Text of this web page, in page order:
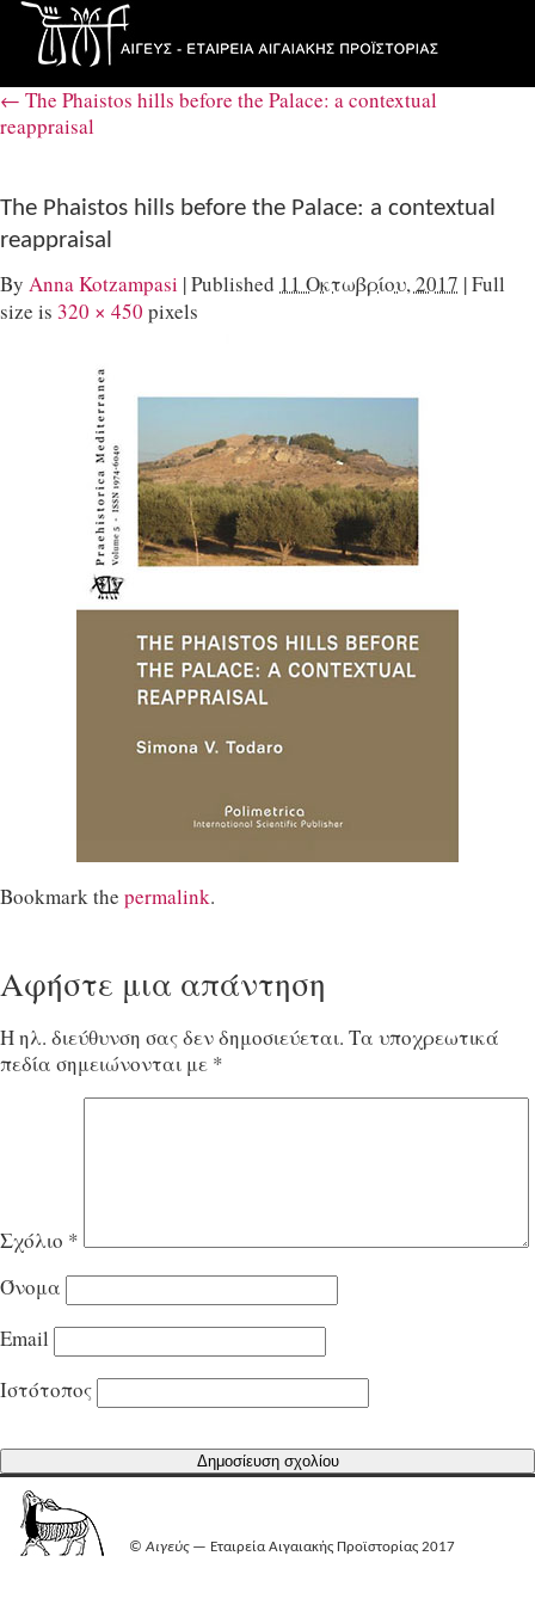
← The Phaistos hills before the Palace: a contextual
reappraisal
The Phaistos hills before the Palace: a contextual
reappraisal
By Anna Kotzampasi |Published 11 Οκτωβρίου, 2017 |Full
size is 320 × 450 pixels
Bookmark the permalink.
Αφήστε μια απάντηση
Η ηλ. διεύθυνση σας δεν δημοσιεύεται. Τα υποχρεωτικά
πεδία σημειώνονται με *
Σχόλιο *
Όνομα
Email
Ιστότοπος
© Αιγεύς— Εταιρεία Αιγαιακής Προϊστορίας 2017